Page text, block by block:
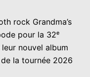
rock Grandma’s
pour la 32ᵉ
nouvel album
de la tournée 2026